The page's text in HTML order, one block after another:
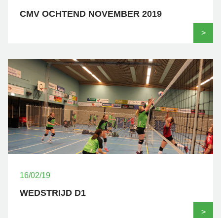
CMV OCHTEND NOVEMBER 2019
>
16/02/19
WEDSTRIJD D1
>